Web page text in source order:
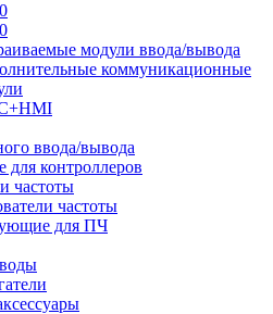
модули ввода/вывода
коммуникационные
ввода/вывода
контроллеров
частоты
частоты
для ПЧ